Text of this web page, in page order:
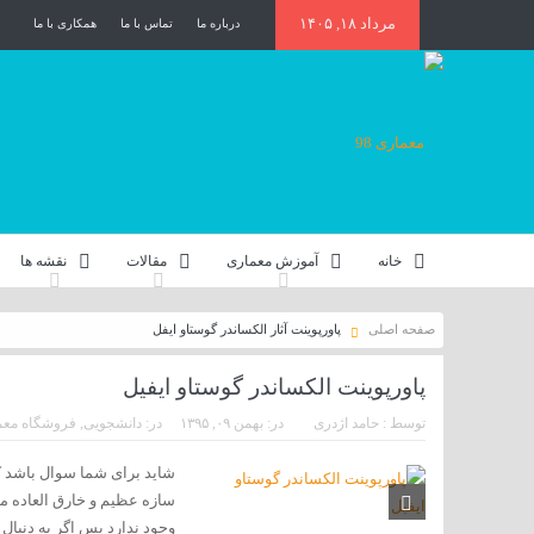
مرداد ۱۸, ۱۴۰۵ درباره ما تماس با ما همکاری با ما
خانه آموزش معماری مقالات نقشه ها
صفحه اصلی پاورپوینت آثار الکساندر گوستاو ایفل
پاورپوینت الکساندر گوستاو ایفیل
توسط :حامد اژدری در: بهمن ۰۹, ۱۳۹۵ در:دانشجویی, فروشگاه
شاید برای شما سوال باشد
سازه عظیم و خارق العاده
وجود ندارد پس اگر به